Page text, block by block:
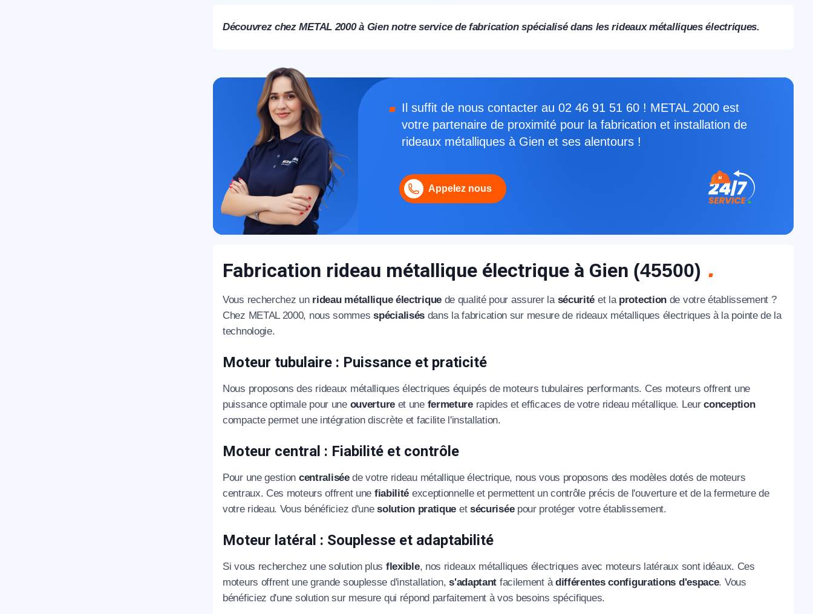
Découvrez chez METAL 2000 à Gien notre service de fabrication spécialisé dans les rideaux métalliques électriques.
Il suffit de nous contacter au 02 46 91 51 60 ! METAL 2000 est
votre partenaire de proximité pour la fabrication et installation de
rideaux métalliques à Gien et ses alentours !
Appelez nous
Fabrication rideau métallique électrique à Gien (45500)
Vous recherchez unrideau métallique électriquede qualité pour assurer la sécurité et la protection de votre établissement ?
Chez METAL 2000, nous sommesspécialisés dans la fabrication sur mesure de rideaux métalliques électriques à la pointe de la
technologie.
Moteur tubulaire : Puissance et praticité
Nous proposons des rideaux métalliques électriques équipés de moteurs tubulaires performants. Ces moteurs offrent une
puissance optimale pour une ouverture et une fermeture rapides et efficaces de votre rideau métallique. Leurconception
compacte permet une intégration discrète et facilite l'installation.
Moteur central : Fiabilité et contrôle
Pour une gestion centraliséede votre rideau métallique électrique, nous vous proposons des modèles dotés de moteurs
centraux. Ces moteurs offrent une fiabilité exceptionnelle et permettent un contrôle précis de l'ouverture et de la fermeture de
votre rideau. Vous bénéficiez d'unesolution pratique et sécuriséepour protéger votre établissement.
Moteur latéral : Souplesse et adaptabilité
Si vous recherchez une solution plus flexible, nos rideaux métalliques électriques avec moteurs latéraux sont idéaux. Ces
moteurs offrent une grande souplesse d'installation,s'adaptant facilement àdifférentes configurations d'espace. Vous
bénéficiez d'une solution sur mesure qui répond parfaitement à vos besoins spécifiques.